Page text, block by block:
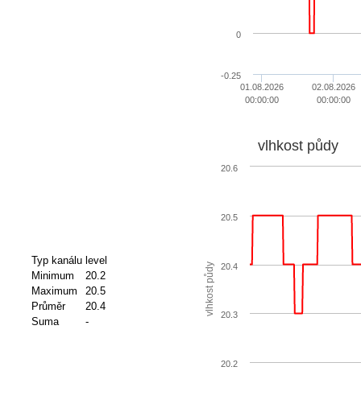
01.08.2026
00:00:00
02.08.2026
00:00:00
-0.25
0
Typ kanálu level
Minimum
20.2
Maximum
20.5
Průměr
20.4
Suma
-
vlhkost půdy
vlhkost půdy
20.2
20.3
20.4
20.5
20.6